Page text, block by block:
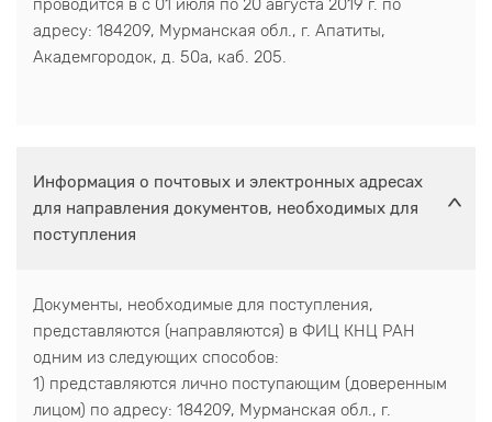
проводится в с 01 июля по 20 августа 2019 г. по
адресу: 184209, Мурманская обл., г. Апатиты,
Академгородок, д. 50а, каб. 205.
Информация о почтовых и электронных адресах
для направления документов, необходимых для
поступления
Документы, необходимые для поступления,
представляются (направляются) в ФИЦ КНЦ РАН
одним из следующих способов:
1) представляются лично поступающим (доверенным
лицом) по адресу: 184209, Мурманская обл., г.